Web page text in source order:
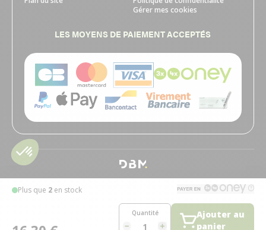
Plus que 2 en stock
Quantité
Ajouter au
panier
Gérer mes cookies
LES MOYENS DE PAIEMENT ACCEPTÉS